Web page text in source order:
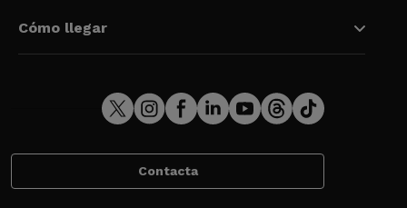
Cómo llegar
Contacta